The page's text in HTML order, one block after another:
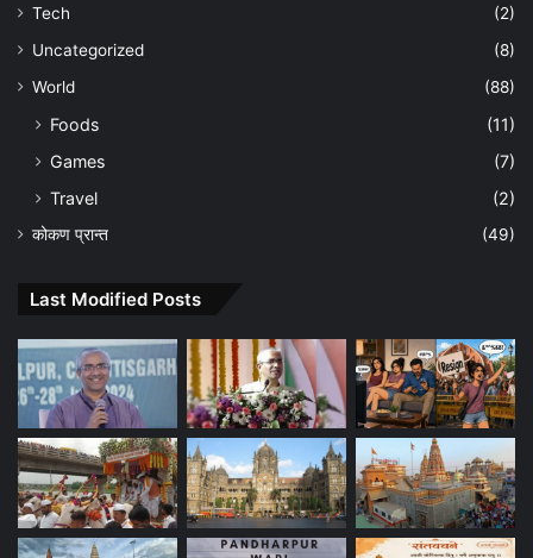
Tech
(2)
Uncategorized
(8)
World
(88)
Foods
(11)
Games
(7)
Travel
(2)
कोकण प्रान्त (49)
Last Modified Posts